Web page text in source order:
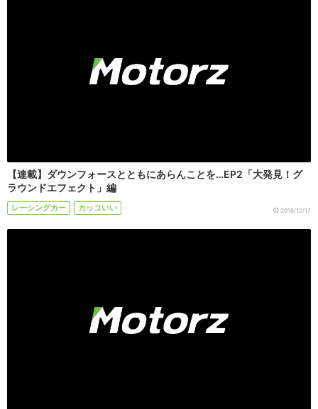
【連載】ダウンフォースとともにあらんことを…EP2「大発見！グ
ラウンドエフェクト」編
レーシングカー カッコいい 2016/12/17